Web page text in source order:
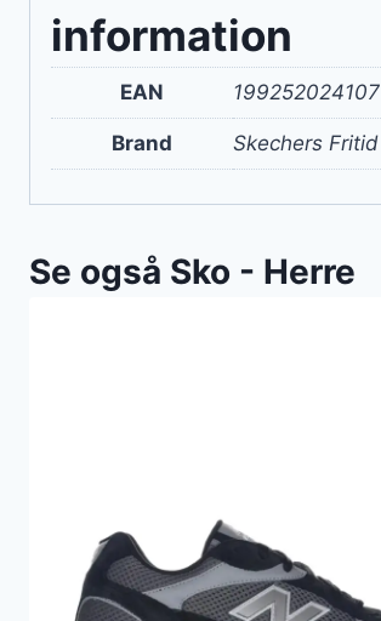
information
EAN 199252024107
Brand Skechers Fritid
Se også Sko - Herre